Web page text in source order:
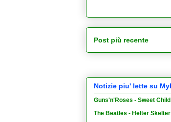
Post più recente
Notizie piu' lette su
Guns'n'Roses - Sweet
The Beatles - Helter